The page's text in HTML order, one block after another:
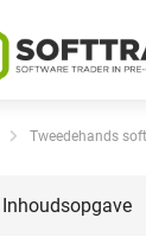
Tweedehands
Inhoudsopgave